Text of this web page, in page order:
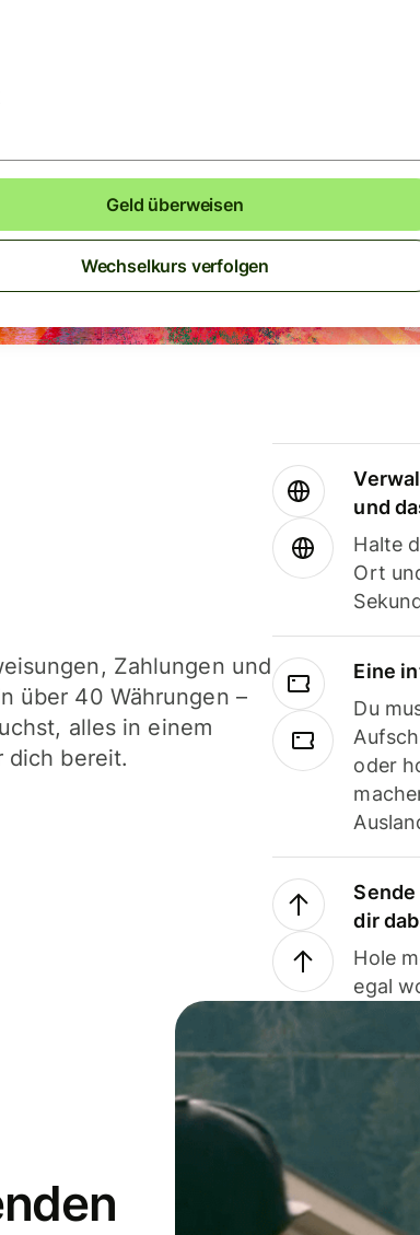
Geld überweisen
Wechselkurs verfolgen
Zahlungen und
über 40 Währungen –
alles in einem
dich bereit.
und
Halte
Ort
Eine
Du
oder
dir
Hole
egal